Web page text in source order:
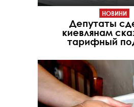
НОВИНИ
Депутаты
киевлянам
тарифный